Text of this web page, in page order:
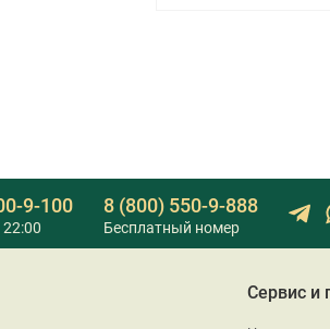
9-100 8 (800) 550-9-888
Бесплатный номер
Сервис и